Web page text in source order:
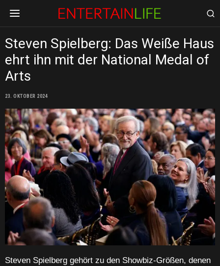
Steven Spielberg: Das Weiße Haus
ehrt ihn mit der National Medal of
Arts
23. OKTOBER 2024
Steven Spielberg gehört zu den Showbiz-Größen, denen